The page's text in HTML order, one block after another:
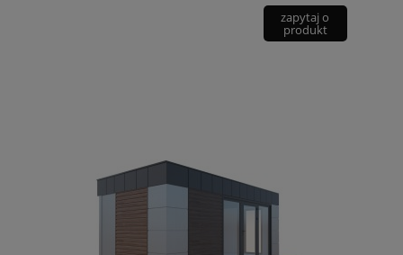
zapytaj o
produkt